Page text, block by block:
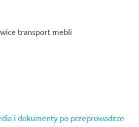
transport mebli
i dokumenty po przeprowadzce